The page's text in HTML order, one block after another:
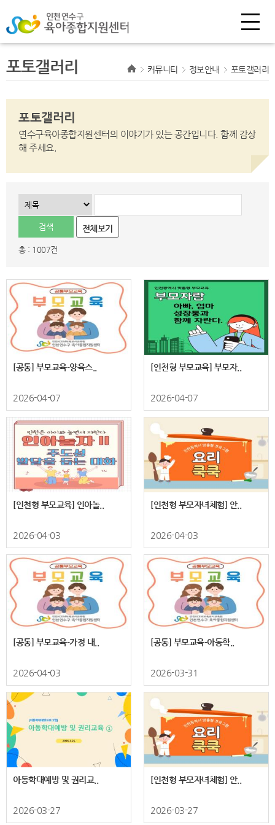
포토갤러리 커뮤니티 정보안내 포토갤러리
포토갤러리
연수구육아종합지원센터의 이야기가 있는 공간입니다. 함께 감상
해 주세요.
전체보기
총 : 1007건
[공통] 부모교육-양육스..
2026-04-07
[인천형 부모교육] 부모자..
2026-04-07
[인천형 부모교육] 인아놀..
2026-04-03
[인천형 부모자녀체험] 안..
2026-04-03
[공통] 부모교육-가정 내..
2026-04-03
[공통] 부모교육-아동학..
2026-03-31
아동학대예방 및 권리교..
2026-03-27
[인천형 부모자녀체험] 안..
2026-03-27